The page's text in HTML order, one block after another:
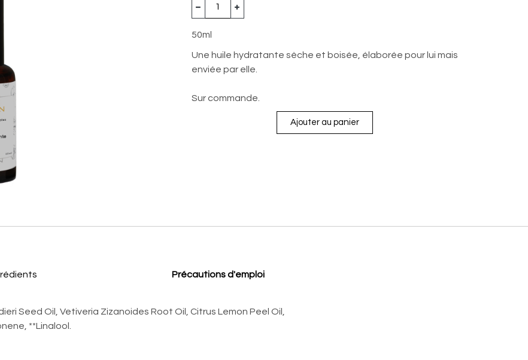
50ml
Une huile hydratante sèche et boisée, élaborée pour lui mais
enviée par elle.
Sur commande.
Ajouter au panier
Précautions d'emploi
Seed Oil, Vetiveria Zizanoides Root Oil, Citrus Lemon Peel Oil,
**Linalool.